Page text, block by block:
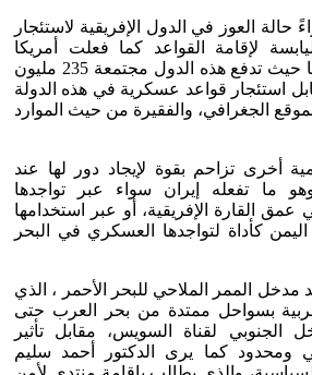
حالة العوز في الدول الإفريقية لاستئجار
لإقامة القواعد كما فعلت أمريكا
والصين واليابان وفرنسا حيث تدفع هذه الدول مجتمعة 235 مليون
استئجار قواعد عسكرية في هذه الدولة
الجغرافي، والفقيرة من حيث الموارد
أخرى تزاحم بقوة لإيجاد دور لها عند
ما تفعله إيران سواء عبر تواجدها
عمق القارة الإفريقية، أو عبر استخدامها
كأداة لتواجدها العسكري في البحر
الممر الملاحي للبحر الأحمر ، الذي
بسواحل ممتدة من بحر العرب حتى
الجنوبي لقناة السويس، مقابل تأثير
كما يرى الدكتور أحمد سليم